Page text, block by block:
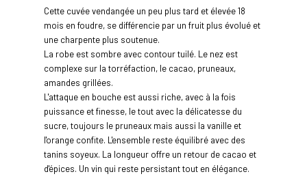
Cette cuvée vendangée un peu plus tard et élevée 18
mois en foudre, se différencie par un fruit plus évolué et
une charpente plus soutenue.
La robe est sombre avec contour tuilé. Le nez est
complexe sur la torréfaction, le cacao, pruneaux,
amandes grillées.
L'attaque en bouche est aussi riche, avec à la fois
puissance et finesse, le tout avec la délicatesse du
sucre, toujours le pruneaux mais aussi la vanille et
l'orange confite. L'ensemble reste équilibré avec des
tanins soyeux. La longueur offre un retour de cacao et
d'épices. Un vin qui reste persistant tout en élégance.